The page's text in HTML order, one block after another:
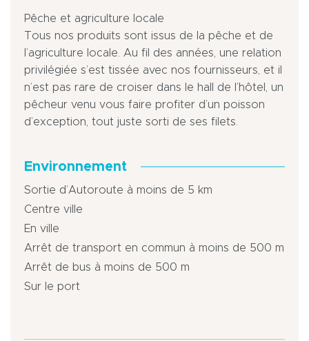
Pêche et agriculture locale
Tous nos produits sont issus de la pêche et de
l’agriculture locale. Au fil des années, une relation
privilégiée s’est tissée avec nos fournisseurs, et il
n’est pas rare de croiser dans le hall de l’hôtel, un
pêcheur venu vous faire profiter d’un poisson
d’exception, tout juste sorti de ses filets.
Environnement
Sortie d’Autoroute à moins de 5 km
Centre ville
En ville
Arrêt de transport en commun à moins de 500 m
Arrêt de bus à moins de 500 m
Sur le port